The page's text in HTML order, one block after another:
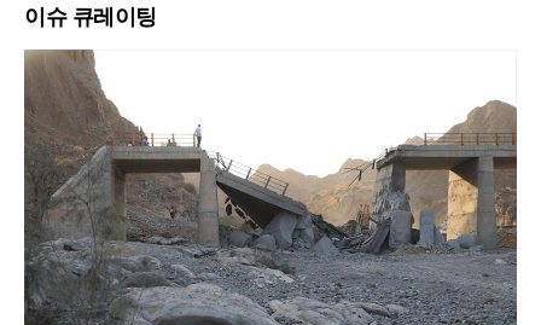
이슈 큐레이팅